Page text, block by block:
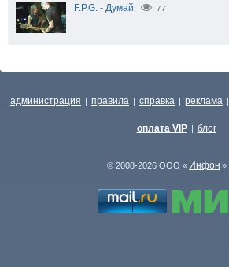
F.P.G. - Думай 77
администрация | правила | справка | реклама |
оплата VIP | блог
© 2008-2026 ООО « Инфон »